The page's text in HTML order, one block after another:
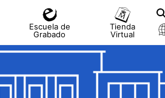
Escuela de
Grabado
Tienda
Virtual